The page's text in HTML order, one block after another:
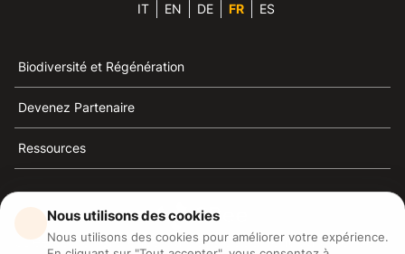
IT EN DE FR ES
Biodiversité et Régénération
Devenez Partenaire
Ressources
3Bee est la référence du développement durable, de la
Nous utilisons des cookies
Nous utilisons des cookies pour améliorer votre expérience.